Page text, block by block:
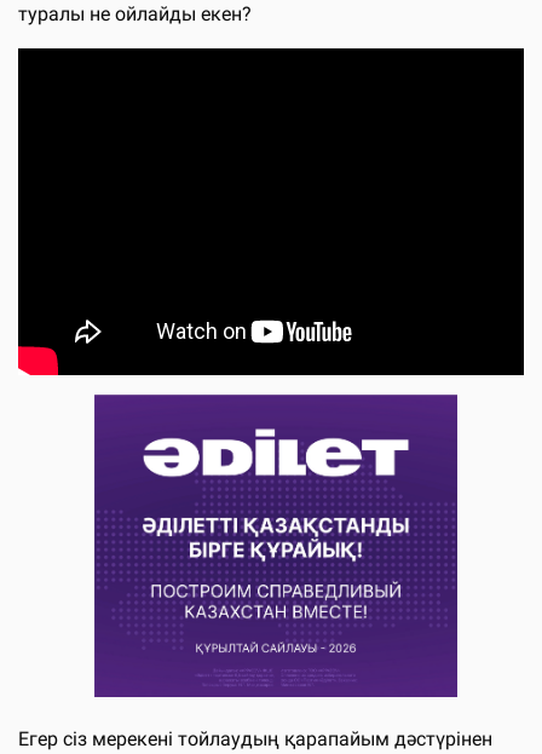
туралы не ойлайды екен?
Егер сіз мерекені тойлаудың қарапайым дәстүрінен